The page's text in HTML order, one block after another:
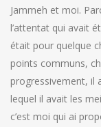
Jammeh et moi.
l’attentat qui avait
était pour quelque
points communs,
progressivement, il
lequel il avait les
c’est moi qui ai